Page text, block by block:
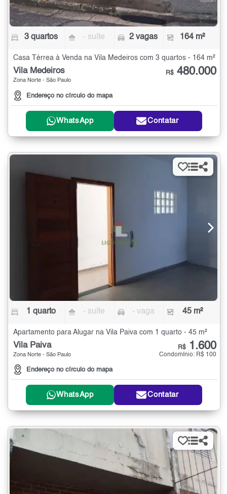
3 quartos - suíte 2 vagas 164 m²
Casa Térrea à Venda na Vila Medeiros com 3 quartos - 164 m²
Vila Medeiros
Zona Norte - São Paulo
Endereço no círculo do mapa
R$ 480.000
WhatsApp Contatar
1 quarto - suíte - vaga 45 m²
Apartamento para Alugar na Vila Paiva com 1 quarto - 45 m²
Vila Paiva
Zona Norte - São Paulo
Endereço no círculo do mapa
R$ 1.600
Condomínio: R$ 100
WhatsApp Contatar